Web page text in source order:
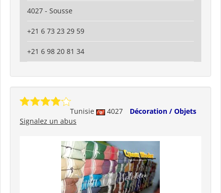
4027 - Sousse
+21 6 73 23 29 59
+21 6 98 20 81 34
Tunisie 4027
Décoration / Objets
Signalez un abus